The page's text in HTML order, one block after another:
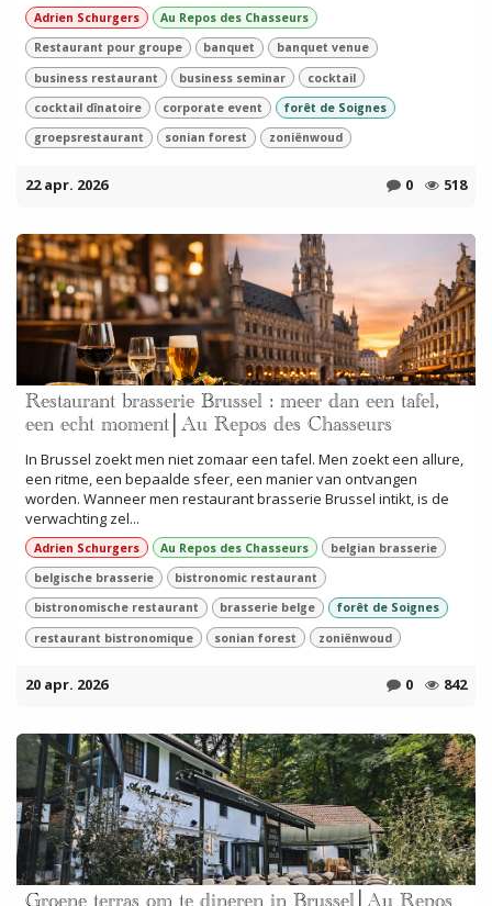
Adrien Schurgers
Au Repos des Chasseurs
Restaurant pour groupe
banquet
banquet venue
business restaurant
business seminar
cocktail
cocktail dînatoire
corporate event
forêt de Soignes
groepsrestaurant
sonian forest zoniënwoud
22 apr. 2026 0 518
Restaurant brasserie Brussel : meer dan een tafel,
een echt moment│Au Repos des Chasseurs
In Brussel zoekt men niet zomaar een tafel. Men zoekt een allure,
een ritme, een bepaalde sfeer, een manier van ontvangen
worden. Wanneer men restaurant brasserie Brussel intikt, is de
verwachting zel...
Adrien Schurgers Au Repos des Chasseurs
belgian brasserie
belgische brasserie
bistronomic restaurant
bistronomische restaurant
brasserie belge
forêt de Soignes
restaurant bistronomique
sonian forest zoniënwoud
20 apr. 2026 0 842